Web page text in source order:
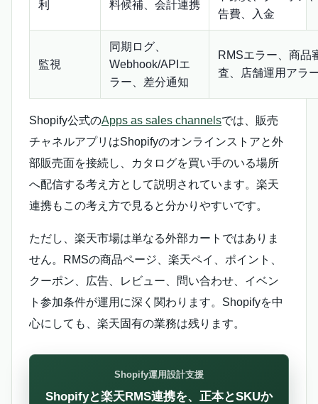
利 料候補、会計連携
告費、入金
監視
同期ログ、
Webhook/APIエ
ラー、差分通知
RMSエラー、商品
査、店舗運用アラ
Shopify公式のApps as sales channelsでは、販売
チャネルアプリはShopifyのオンラインストアと外
部販売面を接続し、カタログを買い手のいる場所
へ配信する考え方として説明されています。楽天
連携もこの考え方で見ると分かりやすいです。
ただし、楽天市場は単なる外部カートではありま
せん。RMSの商品ページ、楽天ペイ、ポイント、
クーポン、広告、レビュー、問い合わせ、イベン
ト参加条件が運用に深く関わります。Shopifyを中
心にしても、楽天固有の業務は残ります。
Shopify運用設計支援
Shopifyと楽天RMS連携を、正本とSKUか